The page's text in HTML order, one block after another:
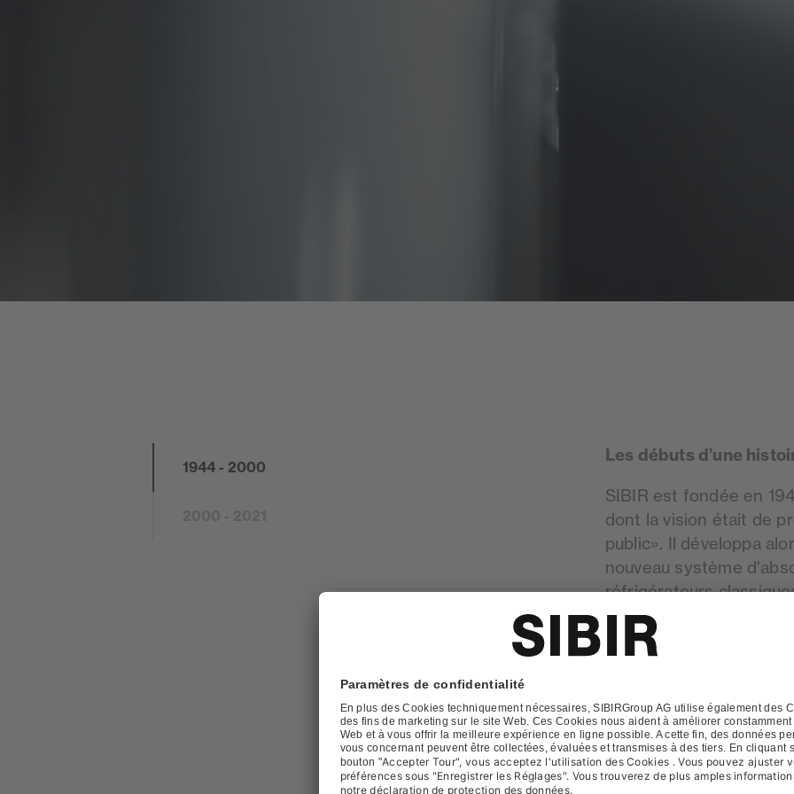
1944 - 2000
Les débuts d’une
SIBIR est fondée en
dont la vision était de
public». Il développa
nouveau système
réfrigérateurs
nouveau système
exceptionnel et ce à
pas attendre. Cela
des ans, les
moins en moins
commencèrent à se
absorbeur. Suite à